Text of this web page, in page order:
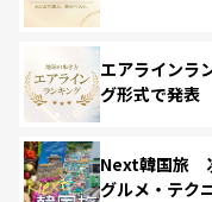
エアラインラ
グ形式で発表
Next韓国旅
グルメ・テク